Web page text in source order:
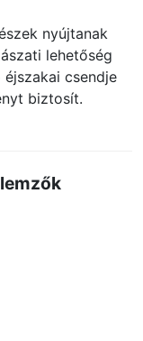
nyújtanak
lehetőség
csendje
biztosít.